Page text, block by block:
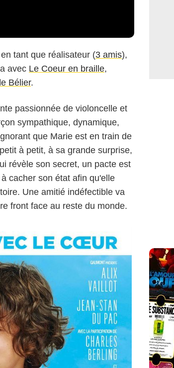
tant que réalisateur (3 amis),
avec Le Coeur en braille,
Bélier.
passionnée de violoncelle et
sympathique, dynamique,
que Marie est en train de
à petit, à sa grande surprise,
révèle son secret, un pacte est
cacher son état afin qu'elle
Une amitié indéfectible va
front face au reste du monde.